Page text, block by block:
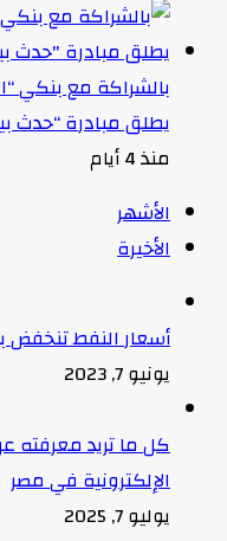
بالشراكة مع بنكي
يطلق مبادرة “حدث
منذ 4 أيام
الأشهر
الأخيرة
أسعار النفط تنخفض بأقل من
يونيو 7, 2023
كل ما تريد
الإلكترونية في مصر
يوليو 7, 2025